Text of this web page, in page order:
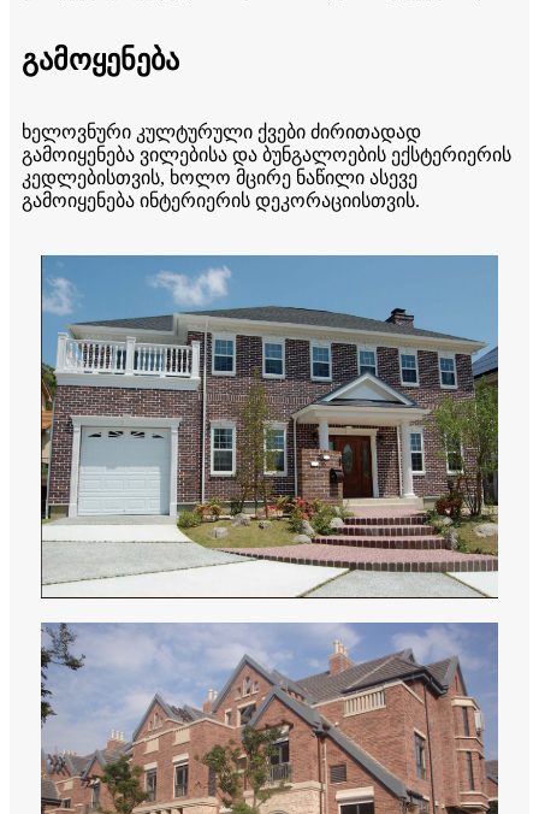
გამოყენება
ხელოვნური კულტურული ქვები ძირითადად
გამოიყენება ვილებისა და ბუნგალოების ექსტერიერის
კედლებისთვის, ხოლო მცირე ნაწილი ასევე
გამოიყენება ინტერიერის დეკორაციისთვის.